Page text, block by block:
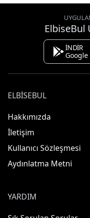
ElbiseBul
İNDİR
Google
ELBISEBUL
Hakkımızda
İletişim
Kullanıcı Sözleşmesi
Aydınlatma Metni
YARDIM